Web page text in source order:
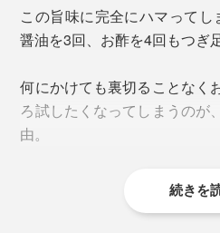
マリネ、南蛮漬けに使えば、
拍子木切りした大根を塩もみ
『つぎ足すだし醤油・だし酢
しくいただけます。
いつもの家ごはんに驚きを
料”。あなたはまず、何にかけ
この旨味に完全にハマって
醤油を3回、お酢を4回もつぎ
何にかけても裏切ることなく
ろ試したくなってしまうのが
由。
特に気に入ったのが、だし酢
続きを